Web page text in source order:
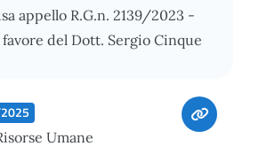
appello R.G.n. 2139/2023 -
del Dott. Sergio Cinque
Umane